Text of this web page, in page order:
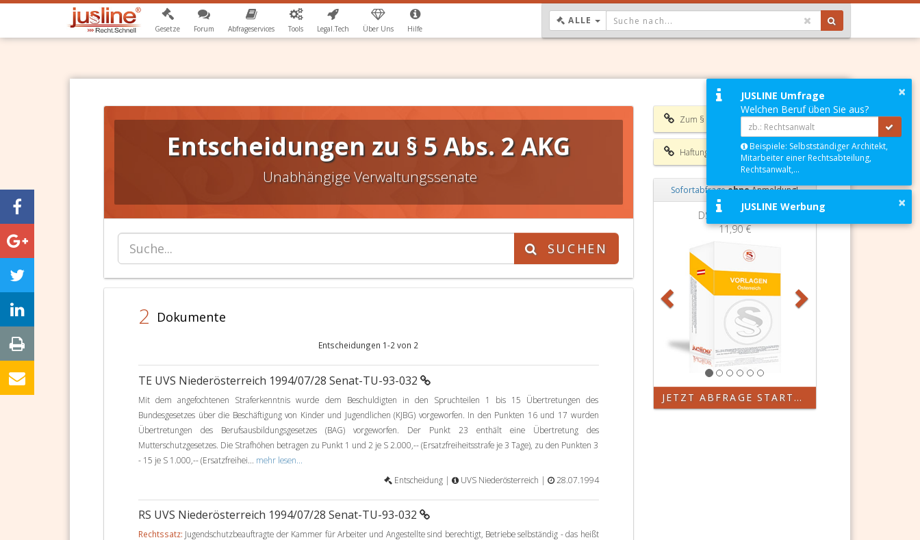
Gesetze Forum Abfrageservices Tools Legal.Tech Über Uns Hilfe
ALLE DROPDOWN: GEWÄHLTER WERT IST ALLE
Entscheidungen zu § 5 Abs. 2 AKG
Unabhängige Verwaltungssenate
SUCHEN
2 Dokumente
Entscheidungen 1-2 von 2
TE UVS Niederösterreich 1994/07/28 Senat-TU-93-032
Mit dem angefochtenen Straferkenntnis wurde dem Beschuldigten in den Spruchteilen 1 bis 15 Übertretungen des
Bundesgesetzes über die Beschäftigung von Kinder und Jugendlichen (KJBG) vorgeworfen. In den Punkten 16 und 17 wurden
Übertretungen des Berufsausbildungsgesetzes (BAG) vorgeworfen. Der Punkt 23 enthält eine Übertretung des
Mutterschutzgesetzes. Die Strafhöhen betragen zu Punkt 1 und 2 je S 2.000,-- (Ersatzfreiheitsstrafe je 3 Tage), zu den Punkten 3
- 15 je S 1.000,-- (Ersatzfreihei... mehr lesen...
Entscheidung |
UVS Niederösterreich | 28.07.1994
RS UVS Niederösterreich 1994/07/28 Senat-TU-93-032
Rechtssatz: Jugendschutzbeauftragte der Kammer für Arbeiter und Angestellte sind berechtigt, Betriebe selbständig - das heißt
Zum § 5 AKG
Haftungsausschluss
SofortabfrageohneAnmeldung!
DSGVO Vorlagen
11,90 €
Zurück Weiter
JETZT ABFRAGE STARTEN
×
JUSLINE Umfrage
Welchen Beruf üben Sie aus?
Beispiele: Selbstständiger Architekt,
Mitarbeiter einer Rechtsabteilung,
Rechtsanwalt,...
×
JUSLINE Werbung